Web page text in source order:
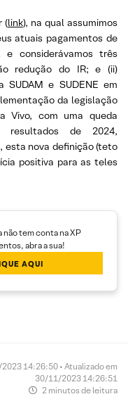
(link), na qual assumimos
atuais pagamentos de
considerávamos três
redução do IR; e (ii)
SUDAM e SUDENE em
da legislação
Vivo, com uma queda
resultados de 2024,
esta nova definição (teto
positiva para as teles
não tem conta na XP
abra a sua!
AQUI
14:26:50 • Atualizado em
30/11/2023 14:26:51
2 minutos de leitura